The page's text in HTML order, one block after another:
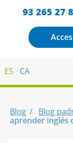
93 265 27
ES CA
Blog Blog
aprender inglés